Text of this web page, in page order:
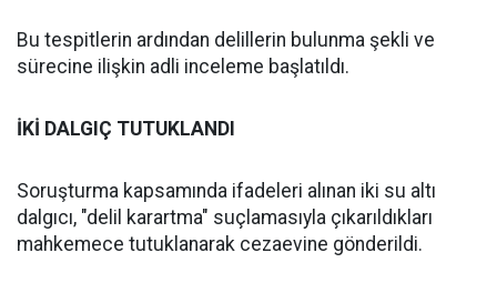
Bu tespitlerin ardından delillerin bulunma şekli ve
sürecine ilişkin adli inceleme başlatıldı.
İKİ DALGIÇ TUTUKLANDI
Soruşturma kapsamında ifadeleri alınan iki su altı
dalgıcı, "delil karartma" suçlamasıyla çıkarıldıkları
mahkemece tutuklanarak cezaevine gönderildi.